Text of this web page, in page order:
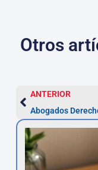
Otros
ANTERIOR